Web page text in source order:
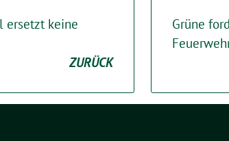
ersetzt keine
ZURÜCK
Grüne